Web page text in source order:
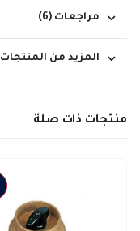
مراجعات (6)
المزيد من المنتجات
منتجات ذات صلة